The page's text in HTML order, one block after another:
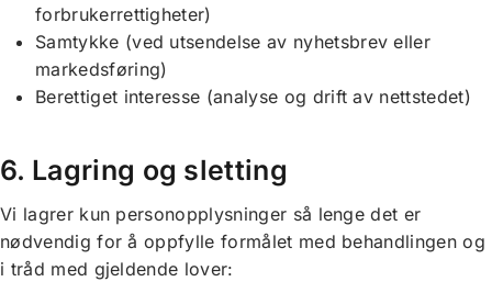
forbrukerrettigheter)
Samtykke (ved utsendelse av nyhetsbrev eller
markedsføring)
Berettiget interesse (analyse og drift av nettstedet)
6. Lagring og sletting
Vi lagrer kun personopplysninger så lenge det er
nødvendig for å oppfylle formålet med behandlingen og
i tråd med gjeldende lover: